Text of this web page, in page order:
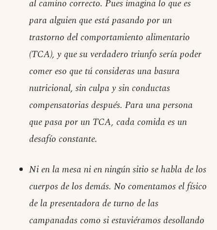
al camino correcto. Pues imagina lo que es
para alguien que está pasando por un
trastorno del comportamiento alimentario
(TCA), y que su verdadero triunfo sería poder
comer eso que tú consideras una basura
nutricional, sin culpa y sin conductas
compensatorias después. Para una persona
que pasa por un TCA, cada comida es un
desafío constante.
Ni en la mesa ni en ningún sitio se habla de los
cuerpos de los demás. No comentamos el físico
de la presentadora de turno de las
campanadas como si estuviéramos desollando